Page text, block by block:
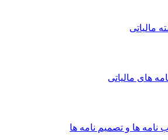
مالیاتی
های مالیاتی
نامه ها و تصمیم نامه ها